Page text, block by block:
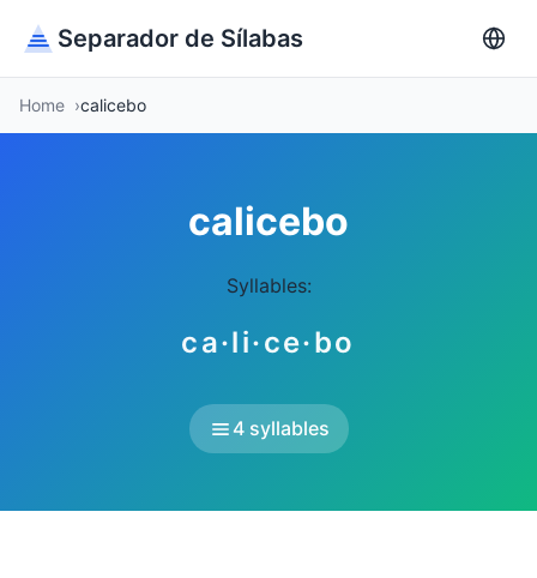
Separador de Sílabas
Home calicebo
calicebo
Syllables:
ca·li·ce·bo
4 syllables